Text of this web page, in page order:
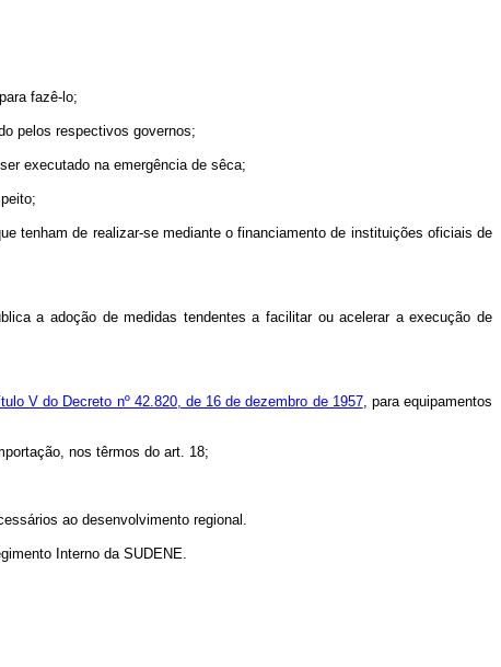
fazê-lo;
pelos respectivos governos;
executado na emergência de sêca;
de realizar-se mediante o financiamento de instituições oficiais de
a adoção de medidas tendentes a facilitar ou acelerar a execução de
V do Decreto nº 42.820, de 16 de dezembro de 1957, para equipamentos
nos têrmos do art. 18;
ao desenvolvimento regional.
Interno da SUDENE.